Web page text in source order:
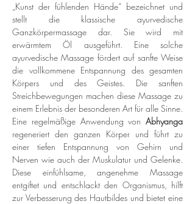
„Kunst der fühlenden Hände“ bezeichnet und
stellt die klassische ayurvedische
Ganzkörpermassage dar. Sie wird mit
erwärmtem Öl ausgeführt. Eine solche
ayurvedische Massage fördert auf sanfte Weise
die vollkommene Entspannung des gesamten
Körpers und des Geistes. Die sanften
Streichbewegungen machen diese Massage zu
Eine regelmäßige Anwendung von
regeneriert den ganzen Körper und führt zu
einer tiefen Entspannung von Gehirn und
Nerven wie auch der Muskulatur und Gelenke.
Diese einfühlsame, angenehme Massage
entgiftet und entschlackt den Organismus, hilft
zur Verbesserung des Hautbildes und bietet eine